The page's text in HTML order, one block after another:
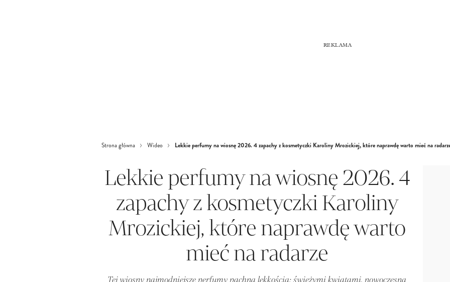
Strona główna Wideo Lekkie perfumy na wiosnę 2026. 4 zapachy z kosmetyczki Karoliny Mrozickiej, które naprawdę warto mieć na
Lekkie perfumy na wiosnę 2026. 4
zapachy z kosmetyczki Karoliny
Mrozickiej, które naprawdę warto
mieć na radarze
Tej wiosny najmodniejsze perfumy pachną lekkością: świeżymi kwiatami, nowoczesną